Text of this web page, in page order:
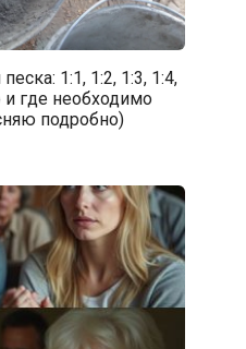
1:1, 1:2, 1:3, 1:4,
и где необходимо
подробно)